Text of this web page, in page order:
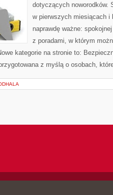
dotyczących noworodków.
w pierwszych miesiącach
naprawdę ważne:
z poradami, w którym
kategorie na stronie to:
z myślą o osobach,